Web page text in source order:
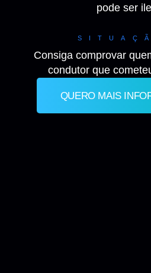
pode ser
Consiga comprovar
condutor que
QUERO MAIS